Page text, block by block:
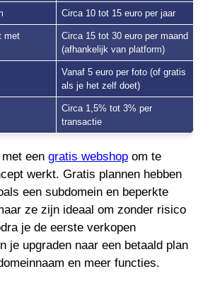
Circa 10 tot 15 euro per jaar
met
Circa 15 tot 30 euro per maand
(afhankelijk van platform)
Vanaf 5 euro per foto (of gratis
als je het zelf doet)
Circa 1,5% tot 3% per
transactie
een gratis webshop om te
werkt. Gratis plannen hebben
een subdomein en beperkte
ze zijn ideaal om zonder risico
je de eerste verkopen
je upgraden naar een betaald plan
en meer functies.